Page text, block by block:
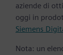
aziende di
oggi in
Siemens
Nota: un